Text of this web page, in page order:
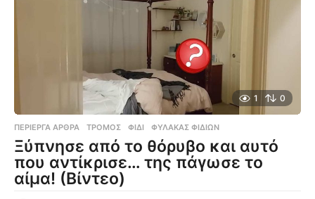
1 0
ΠΕΡΊΕΡΓΑ ΆΡΘΡΑ ΤΡΌΜΟΣ ,ΦΊΔΙ ,ΦΎΛΑΚΑΣ ΦΙΔΙΏΝ
Ξύπνησε από το θόρυβο και αυτό
που αντίκρισε… της πάγωσε το
αίμα! (Βίντεο)